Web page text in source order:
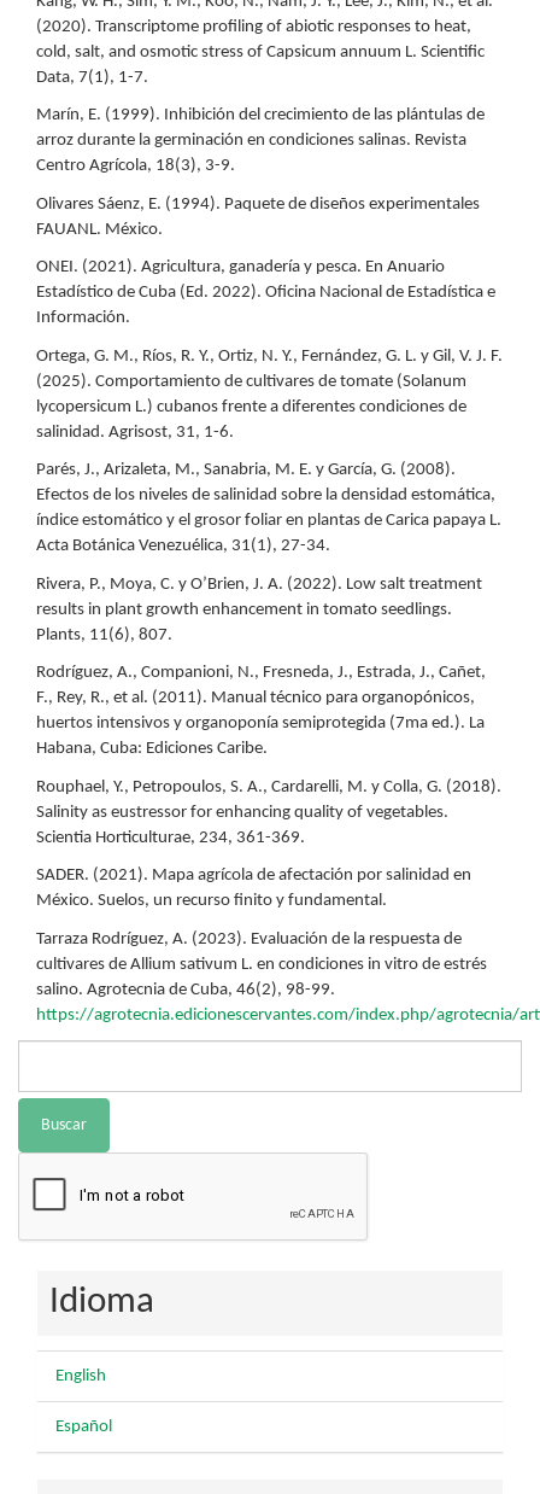
(2020). Transcriptome profiling of abiotic responses to heat,
cold, salt, and osmotic stress of Capsicum annuum L. Scientific
Data, 7(1), 1-7.
Marín, E. (1999). Inhibición del crecimiento de las plántulas de
arroz durante la germinación en condiciones salinas. Revista
Centro Agrícola, 18(3), 3-9.
Olivares Sáenz, E. (1994). Paquete de diseños experimentales
FAUANL. México.
ONEI. (2021). Agricultura, ganadería y pesca. En Anuario
Estadístico de Cuba (Ed. 2022). Oficina Nacional de Estadística e
Información.
Ortega, G. M., Ríos, R. Y., Ortiz, N. Y., Fernández, G. L. y Gil, V. J. F.
(2025). Comportamiento de cultivares de tomate (Solanum
lycopersicum L.) cubanos frente a diferentes condiciones de
salinidad. Agrisost, 31, 1-6.
Parés, J., Arizaleta, M., Sanabria, M. E. y García, G. (2008).
Efectos de los niveles de salinidad sobre la densidad estomática,
índice estomático y el grosor foliar en plantas de Carica papaya L.
Acta Botánica Venezuélica, 31(1), 27-34.
Rivera, P., Moya, C. y O’Brien, J. A. (2022). Low salt treatment
results in plant growth enhancement in tomato seedlings.
Plants, 11(6), 807.
Rodríguez, A., Companioni, N., Fresneda, J., Estrada, J., Cañet,
F., Rey, R., et al. (2011). Manual técnico para organopónicos,
huertos intensivos y organoponía semiprotegida (7ma ed.). La
Habana, Cuba: Ediciones Caribe.
Rouphael, Y., Petropoulos, S. A., Cardarelli, M. y Colla, G. (2018).
Salinity as eustressor for enhancing quality of vegetables.
Scientia Horticulturae, 234, 361-369.
SADER. (2021). Mapa agrícola de afectación por salinidad en
México. Suelos, un recurso finito y fundamental.
Tarraza Rodríguez, A. (2023). Evaluación de la respuesta de
cultivares de Allium sativum L. en condiciones in vitro de estrés
salino. Agrotecnia de Cuba, 46(2), 98-99.
https://agrotecnia.edicionescervantes.com/index.php/agrotecnia/
Buscar
Idioma
English
Español